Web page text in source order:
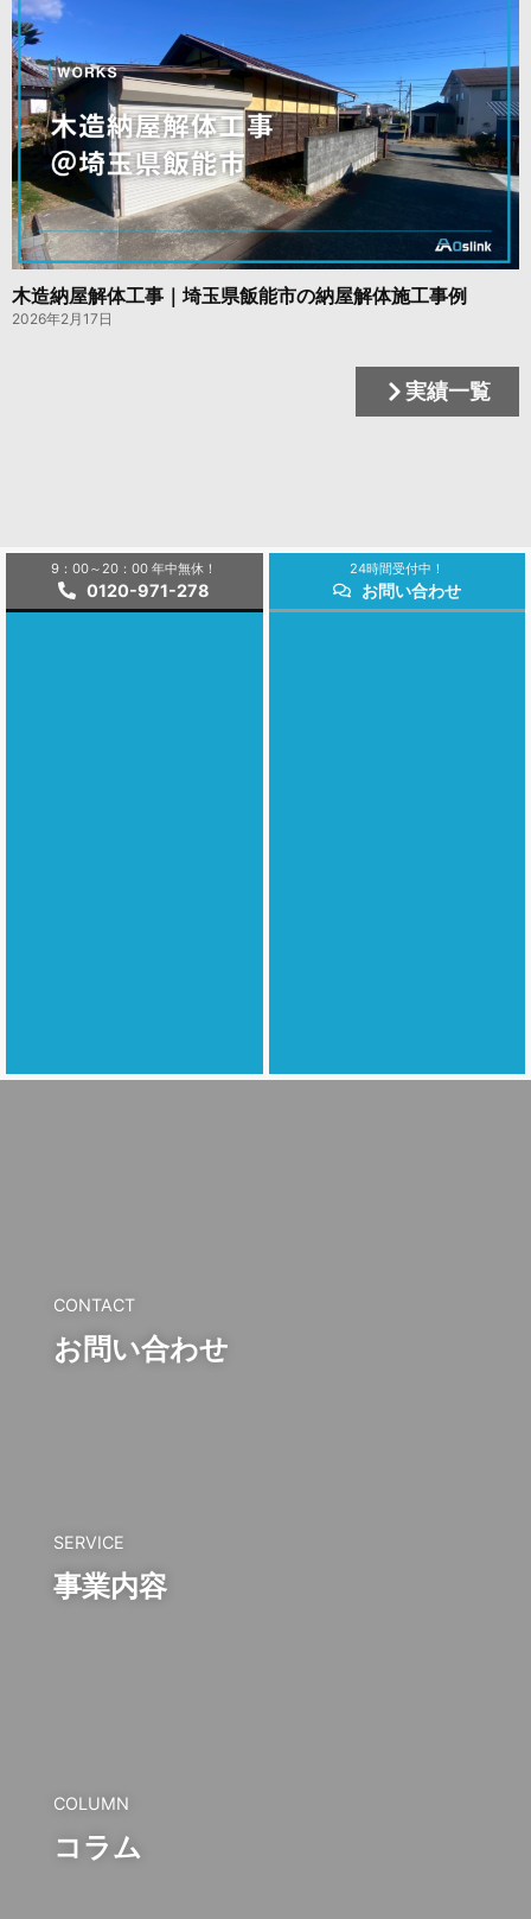
木造納屋解体工事｜埼玉県飯能市の納屋解体施工事例
2026年2月17日
実績一覧
9：00～20：00 年中無休！
0120-971-278
24時間受付中！
お問い合わせ
CONTACT
お問い合わせ
SERVICE
事業内容
COLUMN
コラム